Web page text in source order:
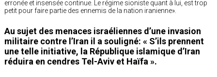
erronée et insensée continue. Le régime sioniste quant à lui, est trop
petit pour faire partie des ennemis de la nation iranienne».
Au sujet des menaces israéliennes d’une invasion
militaire contre l’Iran il a souligné: « S’ils prennent
une telle initiative, la République islamique d’Iran
réduira en cendres Tel-Aviv et Haïfa ».